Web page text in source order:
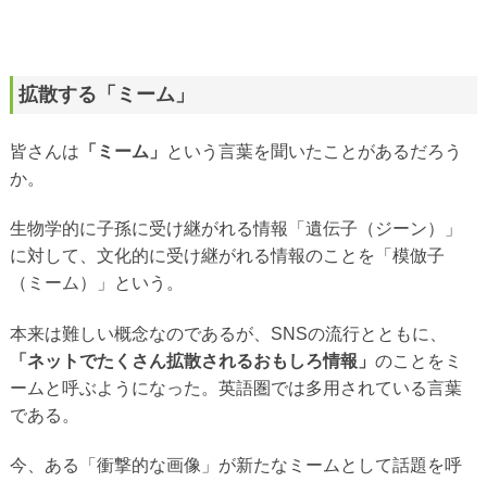
拡散する「ミーム」
皆さんは 「ミーム」
という言葉を聞いたことがあるだろう
か。
生物学的に子孫に受け継がれる情報「遺伝子（ジーン）」
に対して、文化的に受け継がれる情報のことを「模倣子
（ミーム）」という。
本来は難しい概念なのであるが、SNSの流行とともに、
「ネットでたくさん拡散されるおもしろ情報」 のことをミ
ームと呼ぶようになった。英語圏では多用されている言葉
である。
今、ある「衝撃的な画像」が新たなミームとして話題を呼